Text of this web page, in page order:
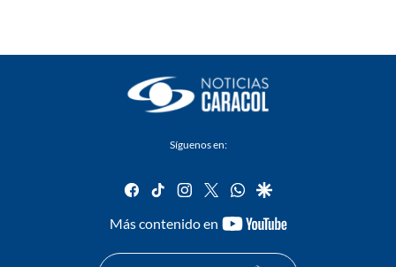
Síguenos en:
facebook
tiktok instagram
twitterwhatsapp
google
Más contenido en
youtube-